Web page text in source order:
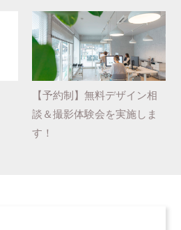
【予約制】無料デザイン相
談＆撮影体験会を実施しま
す！